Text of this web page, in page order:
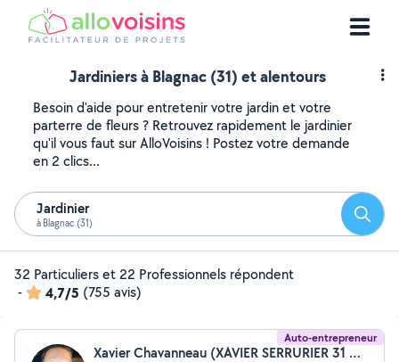
Jardiniers à Blagnac (31) et alentours
Besoin d'aide pour entretenir votre jardin et votre
parterre de fleurs ? Retrouvez rapidement le jardinier
qu'il vous faut sur AlloVoisins ! Postez votre demande
en 2 clics...
Jardinier
à Blagnac (31)
32 Particuliers et 22 Professionnels répondent
-
4,7/5 (755 avis)
Auto-entrepreneur
Xavier Chavanneau (XAVIER SERRURIER 31 DEPANNAGE MULTISERVICES)